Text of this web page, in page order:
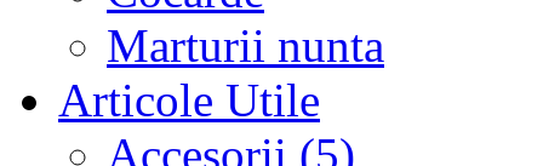
Marturii nunta
Articole Utile
Accesorii (5)